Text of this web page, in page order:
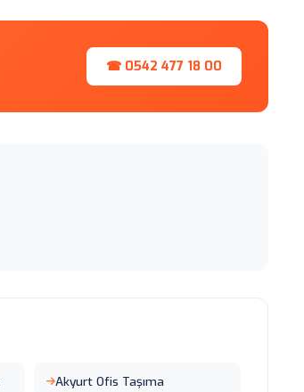
☎ 0542 477 18 00
Akyurt Ofis Taşıma